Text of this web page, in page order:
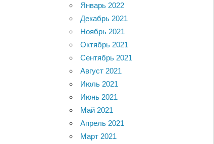
Январь 2022
Декабрь 2021
Ноябрь 2021
Октябрь 2021
Сентябрь 2021
Август 2021
Июль 2021
Июнь 2021
Май 2021
Апрель 2021
Март 2021